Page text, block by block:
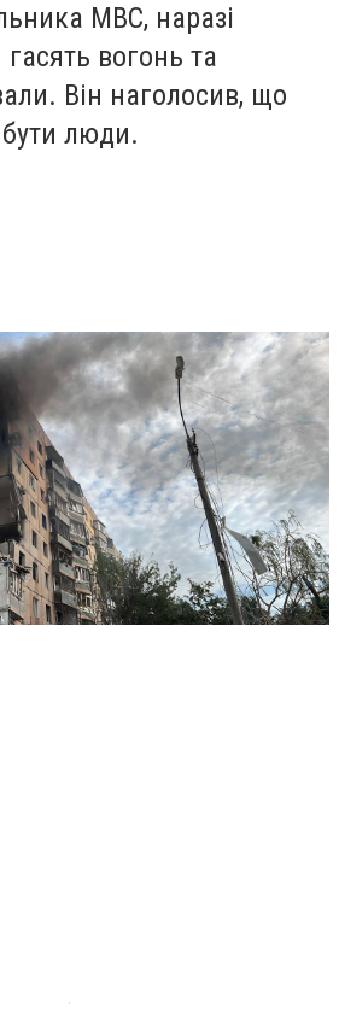
МВС, наразі
вогонь та
Він наголосив, що
люди.